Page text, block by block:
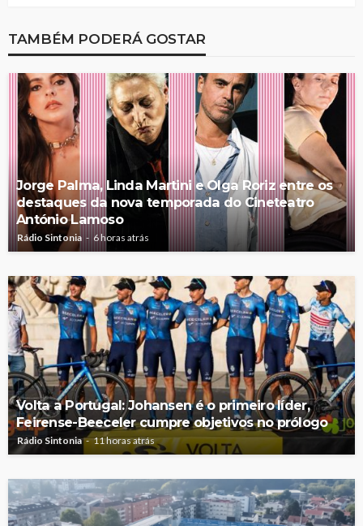
TAMBÉM PODERÁ GOSTAR
Jorge Palma, Linda Martini e Olga Roriz entre os
destaques da nova temporada do Cineteatro
António Lamoso
Rádio Sintonia 6 horas atrás
Volta a Portugal: Johansen é o primeiro líder,
Feirense-Beeceler cumpre objetivos no prólogo
Rádio Sintonia 11 horas atrás